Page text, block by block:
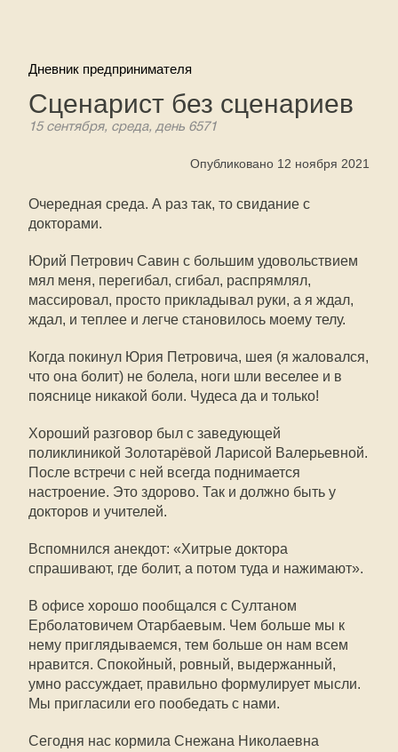
Дневник предпринимателя
Сценарист без сценариев
15 сентября, среда, день 6571
Опубликовано 12 ноября 2021
Очередная среда. А раз так, то свидание с
докторами.
Юрий Петрович Савин с большим удовольствием
мял меня, перегибал, сгибал, распрямлял,
массировал, просто прикладывал руки, а я ждал,
ждал, и теплее и легче становилось моему телу.
Когда покинул Юрия Петровича, шея (я жаловался,
что она болит) не болела, ноги шли веселее и в
пояснице никакой боли. Чудеса да и только!
Хороший разговор был с заведующей
поликлиникой Золотарёвой Ларисой Валерьевной.
После встречи с ней всегда поднимается
настроение. Это здорово. Так и должно быть у
докторов и учителей.
Вспомнился анекдот: «Хитрые доктора
спрашивают, где болит, а потом туда и нажимают».
В офисе хорошо пообщался с Султаном
Ерболатовичем Отарбаевым. Чем больше мы к
нему приглядываемся, тем больше он нам всем
нравится. Спокойный, ровный, выдержанный,
умно рассуждает, правильно формулирует мысли.
Мы пригласили его пообедать с нами.
Сегодня нас кормила Снежана Николаевна